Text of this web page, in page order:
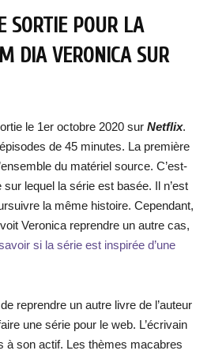
SORTIE POUR LA
DIA VERONICA SUR
le 1er octobre 2020 sur Netflix.
de 45 minutes. La première
du matériel source. C’est-
lequel la série est basée. Il n’est
la même histoire. Cependant,
Veronica reprendre un autre cas,
si la série est inspirée d’une
reprendre un autre livre de l’auteur
une série pour le web. L’écrivain
à son actif. Les thèmes macabres